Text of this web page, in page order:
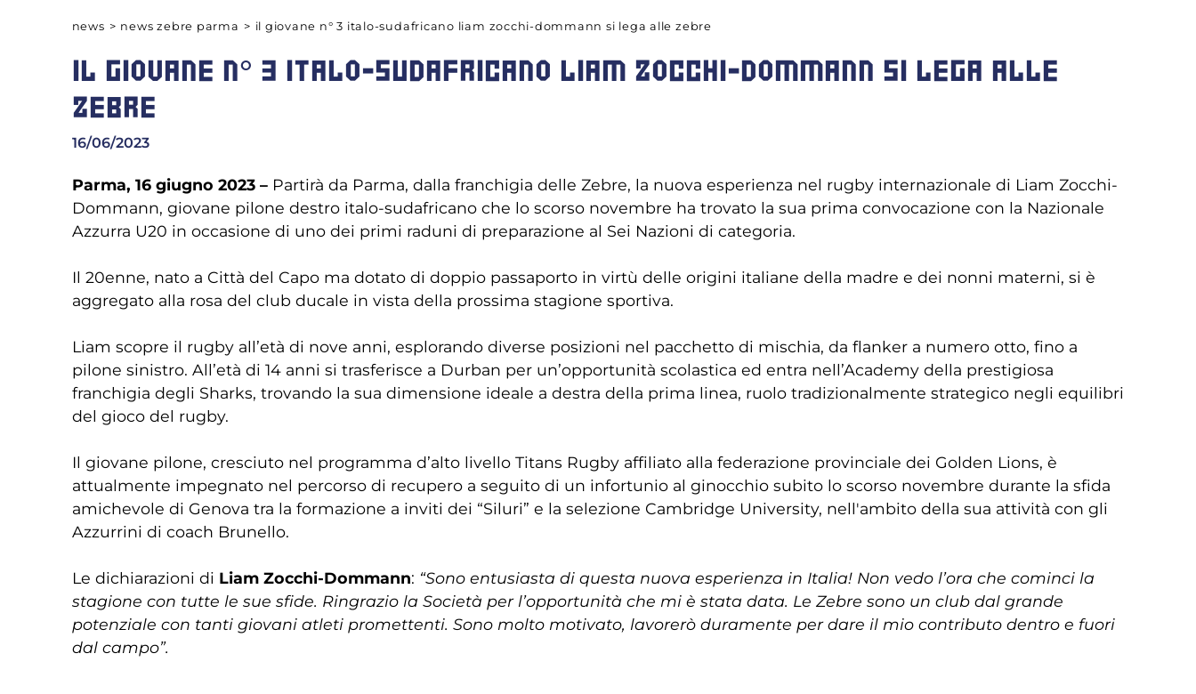
news > news zebre parma > il giovane n° 3 italo-sudafricano liam zocchi-dommann si lega alle zebre
IL GIOVANE N° 3 ITALO-SUDAFRICANO LIAM ZOCCHI-DOMMANN SI LEGA ALLE
ZEBRE
16/06/2023
Parma, 16 giugno 2023 –Partirà da Parma, dalla franchigia delle Zebre, la nuova esperienza nel rugby internazionale di Liam Zocchi-
Dommann, giovane pilone destro italo-sudafricano che lo scorso novembre ha trovato la sua prima convocazione con la Nazionale
Azzurra U20 in occasione di uno dei primi raduni di preparazione al Sei Nazioni di categoria.
Il 20enne, nato a Città del Capo ma dotato di doppio passaporto in virtù delle origini italiane della madre e dei nonni materni, si è
aggregato alla rosa del club ducale in vista della prossima stagione sportiva.
Liam scopre il rugby all’età di nove anni, esplorando diverse posizioni nel pacchetto di mischia, da flanker a numero otto, fino a
pilone sinistro. All’età di 14 anni si trasferisce a Durban per un’opportunità scolastica ed entra nell’Academy della prestigiosa
franchigia degli Sharks, trovando la sua dimensione ideale a destra della prima linea, ruolo tradizionalmente strategico negli equilibri
del gioco del rugby.
Il giovane pilone, cresciuto nel programma d’alto livello Titans Rugby affiliato alla federazione provinciale dei Golden Lions, è
attualmente impegnato nel percorso di recupero a seguito di un infortunio al ginocchio subito lo scorso novembre durante la sfida
amichevole di Genova tra la formazione a inviti dei “Siluri” e la selezione Cambridge University, nell'ambito della sua attività con gli
Azzurrini di coach Brunello.
Le dichiarazioni di Liam Zocchi-Dommann: “Sono entusiasta di questa nuova esperienza in Italia! Non vedo l’ora che cominci la
stagione con tutte le sue sfide. Ringrazio la Società per l’opportunità che mi è stata data. Le Zebre sono un club dal grande
potenziale con tanti giovani atleti promettenti. Sono molto motivato, lavorerò duramente per dare il mio contributo dentro e fuori
dal campo”.